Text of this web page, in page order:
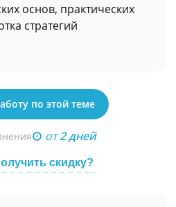
основ, практических
стратегий
по этой теме
от2 дней
скидку?